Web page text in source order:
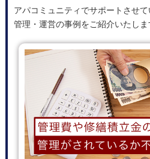
アパコミュニティでサポートさせ
管理・運営の事例をご紹介いたしま